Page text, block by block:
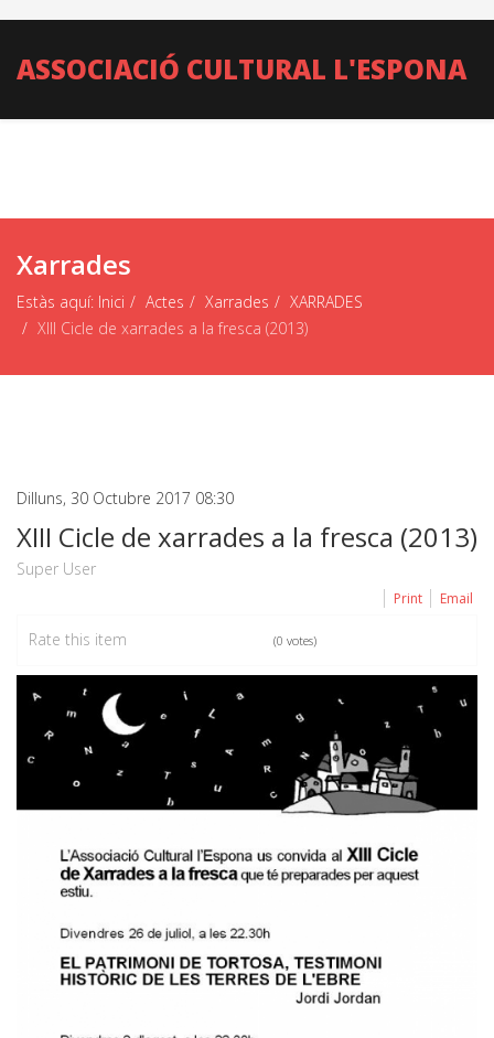
ASSOCIACIÓ CULTURAL L'ESPONA
Xarrades
Estàs aquí: Inici Actes Xarrades
XARRADES
XIII Cicle de xarrades a la fresca (2013)
Dilluns, 30 Octubre 2017 08:30
XIII Cicle de xarrades a la fresca (2013)
Super User
Print Email
Rate this item (0 votes)